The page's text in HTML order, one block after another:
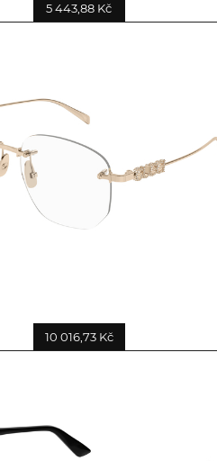
5 443,88 Kč
10 016,73 Kč